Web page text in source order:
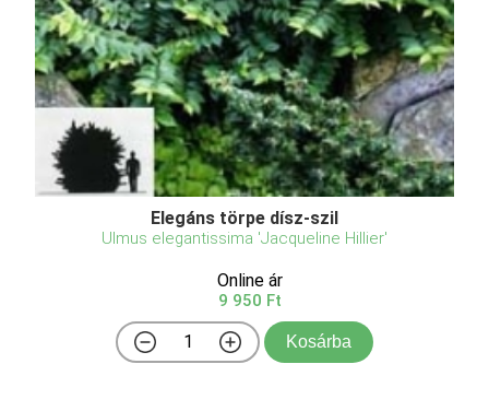
Elegáns törpe dísz-szil
Ulmus elegantissima 'Jacqueline Hillier'
Online ár
9 950 Ft
Kosárba